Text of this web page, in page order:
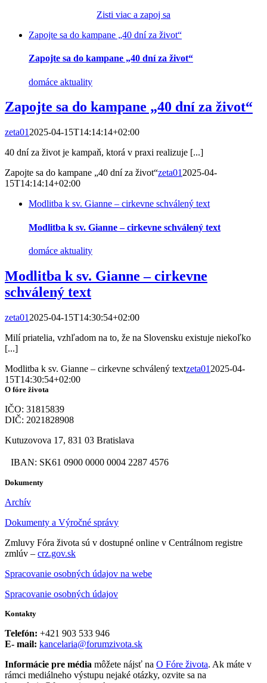
Zisti viac a zapoj sa
Zapojte sa do kampane „40 dní za život“
Zapojte sa do kampane „40 dní za život“
domáce aktuality
Zapojte sa do kampane „40 dní za život“
zeta01 2025-04-15T14:14:14+02:00
40 dní za život je kampaň, ktorá v praxi realizuje [...]
Zapojte sa do kampane „40 dní za život“zeta01 2025-04-
15T14:14:14+02:00
Modlitba k sv. Gianne – cirkevne schválený text
Modlitba k sv. Gianne – cirkevne schválený text
domáce aktuality
Modlitba k sv. Gianne – cirkevne
schválený text
zeta01 2025-04-15T14:30:54+02:00
Milí priatelia, vzhľadom na to, že na Slovensku existuje niekoľko
[...]
Modlitba k sv. Gianne – cirkevne schválený textzeta01 2025-04-
15T14:30:54+02:00
O fóre života
IČO: 31815839
DIČ: 2021828908
Kutuzovova 17, 831 03 Bratislava
IBAN: SK61 0900 0000 0004 2287 4576
Dokumenty
Archív
Dokumenty a Výročné správy
Zmluvy Fóra života sú v dostupné online v Centrálnom registre
zmlúv – crz.gov.sk
Spracovanie osobných údajov na webe
Spracovanie osobných údajov
Kontakty
Telefón: +421 903 533 946
E- mail: kancelaria@forumzivota.sk
Informácie pre média môžete nájsť na O Fóre života. Ak máte v
rámci mediálneho výstupu nejaké otázky, ozvite sa na